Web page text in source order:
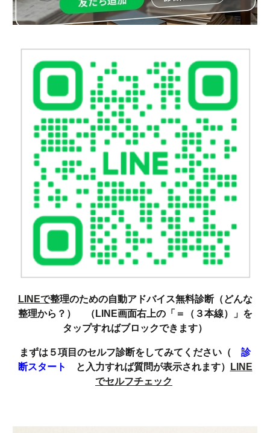
LINEで整理のための自動アドバイス無料診断（どんな
整理から？） （LINE画面右上の「＝（３本線）」を
タップすればブロックできます）
まずは５項目のセルフ診断をしてみてください（ 診
断スタート
と入力すれば質問が表示されます）
LINE
でセルフチェック